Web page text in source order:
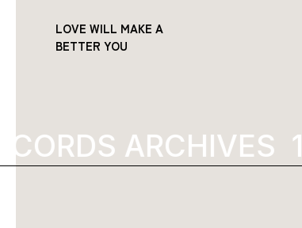
LOVE WILL MAKE A
BETTER YOU
ARCHIVES